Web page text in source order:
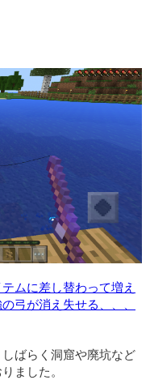
ムに差し替わって増え
弓が消え失せる、、、
ばらく洞窟や廃坑など
ました。